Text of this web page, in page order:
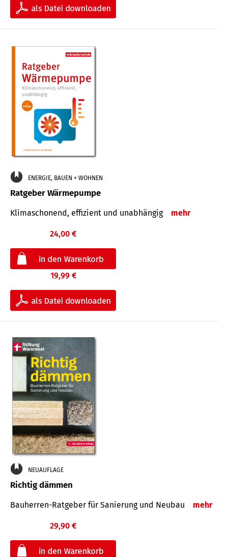
ENERGIE, BAUEN + WOHNEN
Ratgeber Wärmepumpe
Klimaschonend, effizient und unabhängig mehr
24,00 €
19,99 €
NEUAUFLAGE
Richtig dämmen
Bauherren-Ratgeber für Sanierung und Neubau mehr
29,90 €